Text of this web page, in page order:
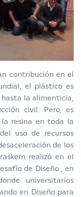
contribución en el
el plástico es
la alimenticia,
civil. Pero, es
la resina en toda la
uso de recursos
de los
realizó en el
de Diseño , en
universitarios
en Diseño para